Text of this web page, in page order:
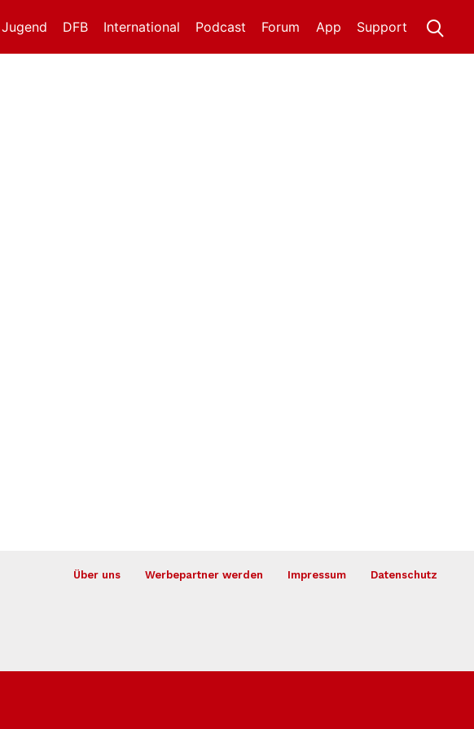
Jugend DFB International Support
App
Forum
Podcast
Über uns Werbepartner werden Impressum Datenschutz